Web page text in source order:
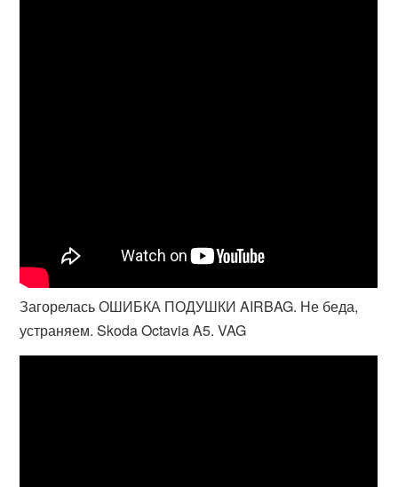
Загорелась ОШИБКА ПОДУШКИ AIRBAG. Не беда,
устраняем. Skoda Octavia A5. VAG